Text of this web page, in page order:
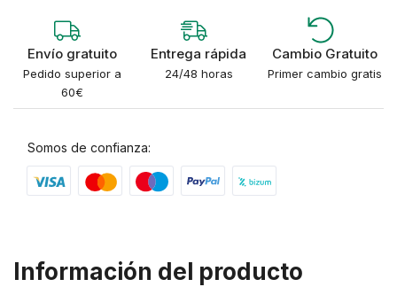
Envío gratuito
Pedido superior a
60€
Entrega rápida
24/48 horas
Cambio Gratuito
Primer cambio gratis
Somos de confianza:
Información del producto